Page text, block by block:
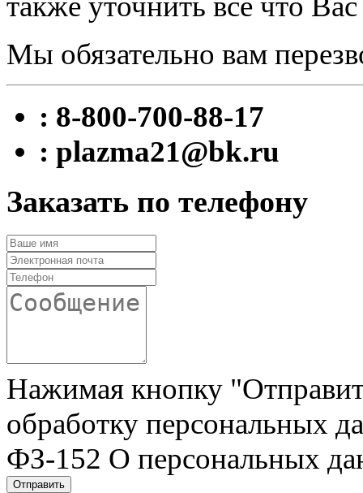
Мы обязательно вам
: 8-800-700-88-17
: plazma21@bk.ru
Заказать по телефону
Нажимая кнопку
обработку персональных
ФЗ-152 О персональных
Отправить